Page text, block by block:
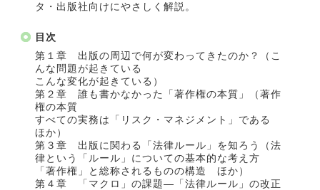
タ・出版社向けにやさしく解説。
目次
第１章 出版の周辺で何が変わってきたのか？（こ
んな問題が起きている
こんな変化が起きている）
第２章 誰も書かなかった「著作権の本質」（著作
権の本質
すべての実務は「リスク・マネジメント」である
ほか）
第３章 出版に関わる「法律ルール」を知ろう（法
律という「ルール」についての基本的な考え方
「著作権」と総称されるものの構造 ほか）
第４章 「マクロ」の課題―「法律ルール」の改正